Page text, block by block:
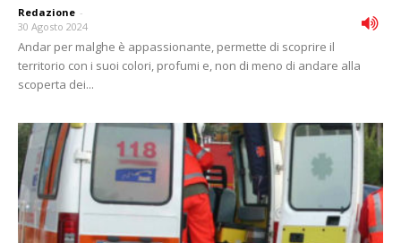
Redazione -
30 Agosto 2024
Andar per malghe è appassionante, permette di scoprire il
territorio con i suoi colori, profumi e, non di meno di andare alla
scoperta dei...